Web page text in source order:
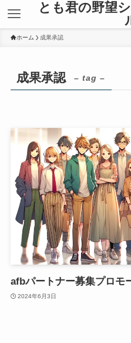
とも君の野望
ホーム 成果承認
成果承認 – tag –
afbパートナー募集プロモ
2024年6月3日